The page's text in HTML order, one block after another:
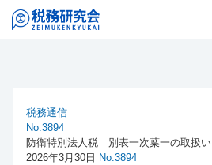
税務通信
No.3894
防衛特別法人税 別表一次葉一の取扱い
2026年3月30日 No.3894